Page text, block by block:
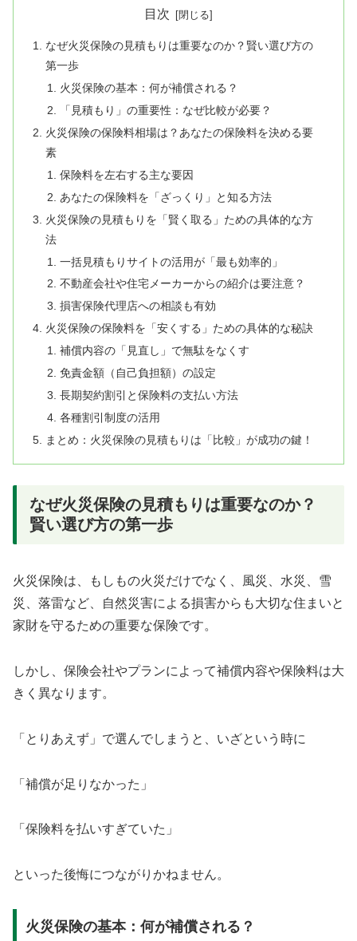
目次
なぜ火災保険の見積もりは重要なのか？賢い選び方の
第一歩
火災保険の基本：何が補償される？
「見積もり」の重要性：なぜ比較が必要？
火災保険の保険料相場は？あなたの保険料を決める要
素
保険料を左右する主な要因
あなたの保険料を「ざっくり」と知る方法
火災保険の見積もりを「賢く取る」ための具体的な方
法
一括見積もりサイトの活用が「最も効率的」
不動産会社や住宅メーカーからの紹介は要注意？
損害保険代理店への相談も有効
火災保険の保険料を「安くする」ための具体的な秘訣
補償内容の「見直し」で無駄をなくす
免責金額（自己負担額）の設定
長期契約割引と保険料の支払い方法
各種割引制度の活用
まとめ：火災保険の見積もりは「比較」が成功の鍵！
なぜ火災保険の見積もりは重要なのか？
賢い選び方の第一歩
火災保険は、もしもの火災だけでなく、風災、水災、雪
災、落雷など、自然災害による損害からも大切な住まいと
家財を守るための重要な保険です。
しかし、保険会社やプランによって補償内容や保険料は大
きく異なります。
「とりあえず」で選んでしまうと、いざという時に
「補償が足りなかった」
「保険料を払いすぎていた」
といった後悔につながりかねません。
火災保険の基本：何が補償される？